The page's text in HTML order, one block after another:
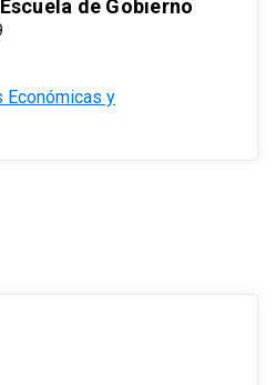
de Gobierno
Económicas y